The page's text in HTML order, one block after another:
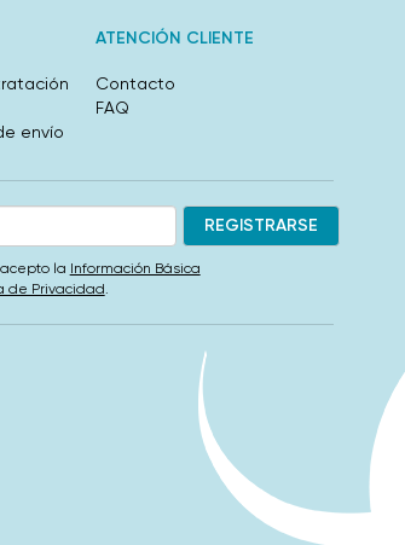
envío
ATENCIÓN CLIENTE
Contacto
FAQ
la Información Básica
de Privacidad.